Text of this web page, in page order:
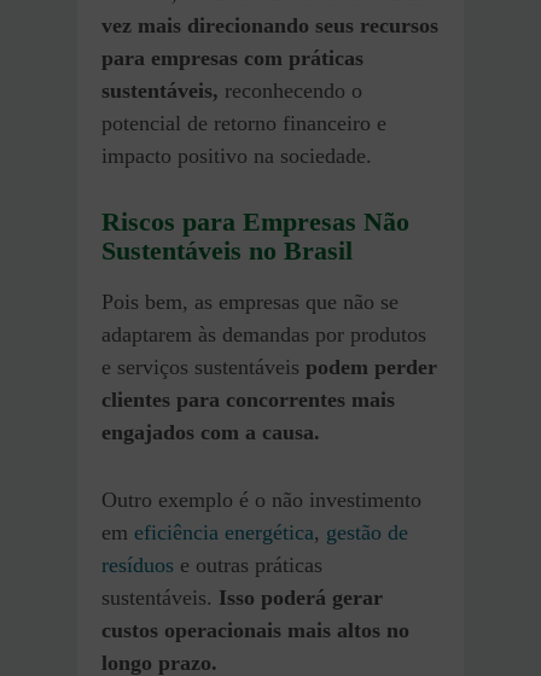
vez mais direcionando seus recursos
para empresas com práticas
sustentáveis, reconhecendo o
potencial de retorno financeiro e
impacto positivo na sociedade.
Riscos para Empresas Não
Sustentáveis no Brasil
Pois bem, as empresas que não se
adaptarem às demandas por produtos
e serviços sustentáveis podem perder
clientes para concorrentes mais
engajados com a causa.
Outro exemplo é o não investimento
em eficiência energética, gestão de
resíduos e outras práticas
sustentáveis. Isso poderá gerar
custos operacionais mais altos no
longo prazo.